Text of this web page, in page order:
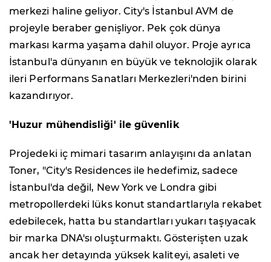
merkezi haline geliyor. City's İstanbul AVM de
projeyle beraber genişliyor. Pek çok dünya
markası karma yaşama dahil oluyor. Proje ayrıca
İstanbul'a dünyanın en büyük ve teknolojik olarak
ileri Performans Sanatları Merkezleri'nden birini
kazandırıyor.
'Huzur mühendisliği' ile güvenlik
Projedeki iç mimari tasarım anlayışını da anlatan
Toner, "City's Residences ile hedefimiz, sadece
İstanbul'da değil, New York ve Londra gibi
metropollerdeki lüks konut standartlarıyla rekabet
edebilecek, hatta bu standartları yukarı taşıyacak
bir marka DNA'sı oluşturmaktı. Gösterişten uzak
ancak her detayında yüksek kaliteyi, asaleti ve